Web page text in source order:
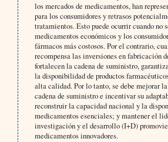
los mercados de medicamentos, han
para los consumidores y retrasos
tratamientos. Esto puede ocurrir cuando no
medicamentos económicos y los
fármacos más costosos. Por el contrario,
recompensa las inversiones en fabricación
fortalecen la cadena de suministro,
la disponibilidad de productos
alta calidad. Por lo tanto, se debe mejorar
cadena de suministro e incentivar su
reconstruir la capacidad nacional y la
medicamentos esenciales; y mantener el
investigación y el desarrollo (I+D)
medicamentos innovadores.